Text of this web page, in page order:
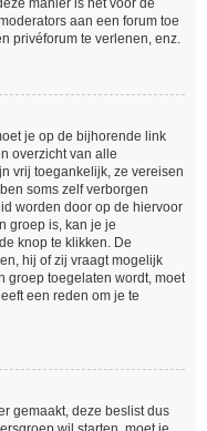
manier is het voor de
aan een forum toe
privéforum te verlenen, enz.
je op de bijhorende link
overzicht van alle
vrij toegankelijk, ze vereisen
soms zelf verborgen
worden door op de hiervoor
groep is, kan je je
knop te klikken. De
hij of zij vraagt mogelijk
groep toegelaten wordt, moet
een reden om je te
gemaakt, deze beslist dus